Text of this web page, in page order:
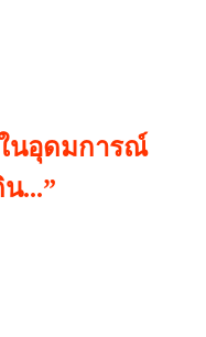
นอุดมการณ์
...”